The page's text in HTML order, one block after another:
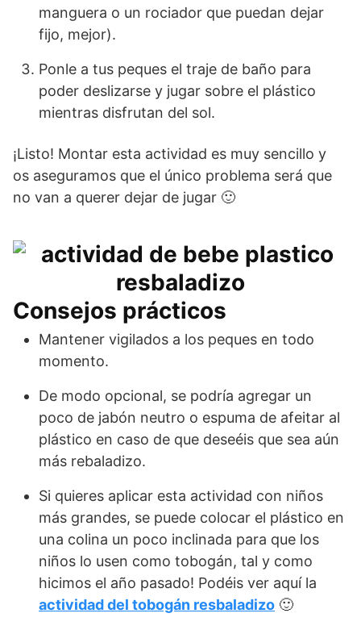
manguera o un rociador que puedan dejar
fijo, mejor).
Ponle a tus peques el traje de baño para
poder deslizarse y jugar sobre el plástico
mientras disfrutan del sol.
¡Listo! Montar esta actividad es muy sencillo y
os aseguramos que el único problema será que
no van a querer dejar de jugar 🙂
Consejos prácticos
Mantener vigilados a los peques en todo
momento.
De modo opcional, se podría agregar un
poco de jabón neutro o espuma de afeitar al
plástico en caso de que deseéis que sea aún
más rebaladizo.
Si quieres aplicar esta actividad con niños
más grandes, se puede colocar el plástico en
una colina un poco inclinada para que los
niños lo usen como tobogán, tal y como
hicimos el año pasado! Podéis ver aquí la
actividad del tobogán resbaladizo 🙂